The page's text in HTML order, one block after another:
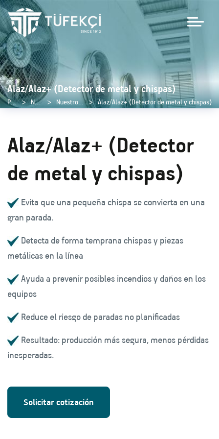
Alaz/Alaz+ (Detector de metal y chispas)
Página de inicio Nuestros productos Nuestros productos complementarios Alaz/Alaz+ (Detector de metal y chispas)
Alaz/Alaz+ (Detector
de metal y chispas)
Evita que una pequeña chispa se convierta en una
gran parada.
Detecta de forma temprana chispas y piezas
metálicas en la línea
Ayuda a prevenir posibles incendios y daños en los
equipos
Reduce el riesgo de paradas no planificadas
Resultado: producción más segura, menos pérdidas
inesperadas.
Solicitar cotización